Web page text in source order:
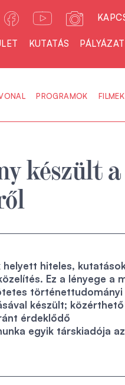
KUTATÁS
PROGRAMOK FILMEK
készült a
hiteles,
Ez a lényege a
történettudományi
készült; közérthető
érdeklődő
egyik társkiadója az